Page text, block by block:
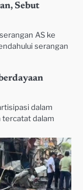
Sebut
AS ke
serangan
dalam
tercatat dalam